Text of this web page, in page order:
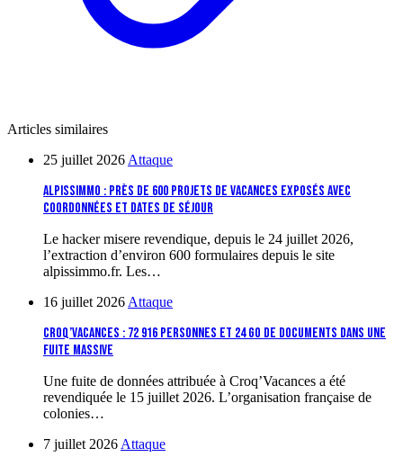
Articles similaires
25 juillet 2026 Attaque
Alpissimmo : près de 600 projets de vacances exposés avec
coordonnées et dates de séjour
Le hacker misere revendique, depuis le 24 juillet 2026,
l’extraction d’environ 600 formulaires depuis le site
alpissimmo.fr. Les…
16 juillet 2026 Attaque
Croq’Vacances : 72 916 personnes et 24 Go de documents dans une
fuite massive
Une fuite de données attribuée à Croq’Vacances a été
revendiquée le 15 juillet 2026. L’organisation française de
colonies…
7 juillet 2026 Attaque